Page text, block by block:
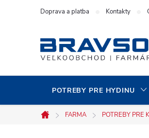
Doprava a platba Kontakty
POTREBY PRE HYDINU
Domov
FARMA POTREBY PRE